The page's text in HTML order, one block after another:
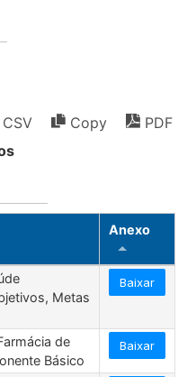
CSV Copy
PDF
Anexo
Metas
Baixar
de
Básico
Baixar